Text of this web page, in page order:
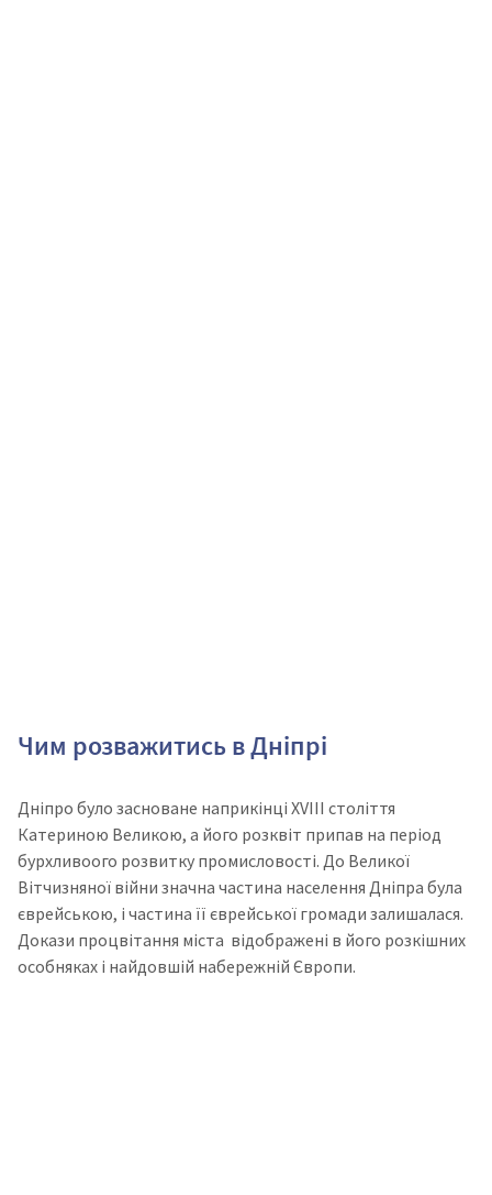
Чим розважитись в Дніпрі
Дніпро було засноване наприкінці XVIII століття
Катериною Великою, а його розквіт припав на період
бурхливоого розвитку промисловості. До Великої
Вітчизняної війни значна частина населення Дніпра була
єврейською, і частина її єврейської громади залишалася.
Докази процвітання міста відображені в його розкішних
особняках і найдовшій набережній Європи.